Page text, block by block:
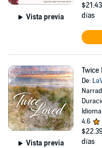
Vista previa
$21.43
días
Vista previa
Twice
De:
4.6
días